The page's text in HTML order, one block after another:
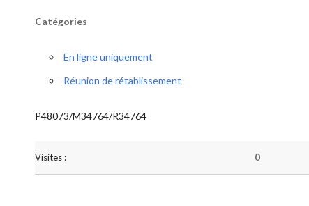
Catégories
En ligne uniquement
Réunion de rétablissement
P48073/M34764/R34764
Visites : 0